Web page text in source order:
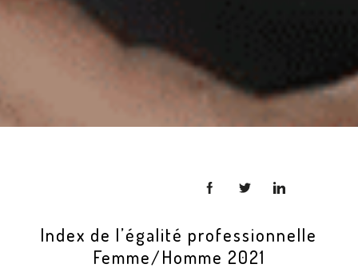
Index de l’égalité professionnelle
Femme/Homme 2021